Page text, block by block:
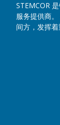
STEMCOR
服务提供商
间方，发挥着